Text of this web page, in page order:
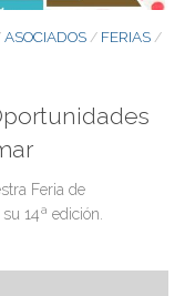
ASOCIADOS / FERIAS /
Feria de
14ª edición.